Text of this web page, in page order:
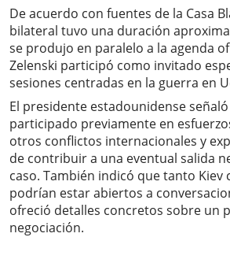
De acuerdo con fuentes de la Casa
bilateral tuvo una duración
se produjo en paralelo a la agenda
Zelenski participó como invitado
sesiones centradas en la guerra en
El presidente estadounidense
participado previamente en
otros conflictos internacionales y
de contribuir a una eventual salida
caso. También indicó que tanto Kiev
podrían estar abiertos a
ofreció detalles concretos sobre un
negociación.